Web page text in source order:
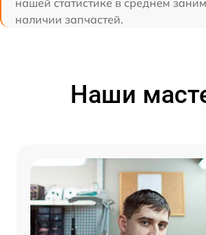
нашей статистике в среднем
наличии запчастей.
Наши